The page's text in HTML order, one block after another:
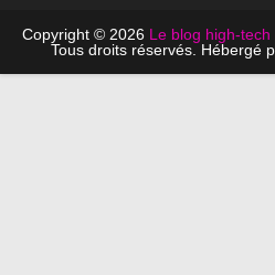
Copyright © 2026 Le blog high-
Tous droits réservés. Hébergé